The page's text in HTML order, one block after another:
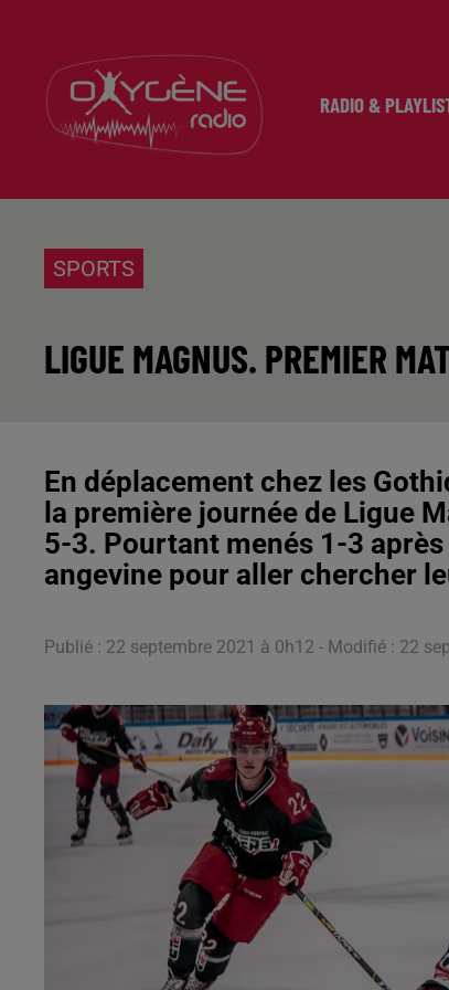
RADIO &
SPORTS
LIGUE MAGNUS. PREMIER
En déplacement chez les
la première journée de Ligue
5-3. Pourtant menés 1-3
angevine pour aller chercher
Publié : 22 septembre 2021 à 0h12 - Modifié : 22